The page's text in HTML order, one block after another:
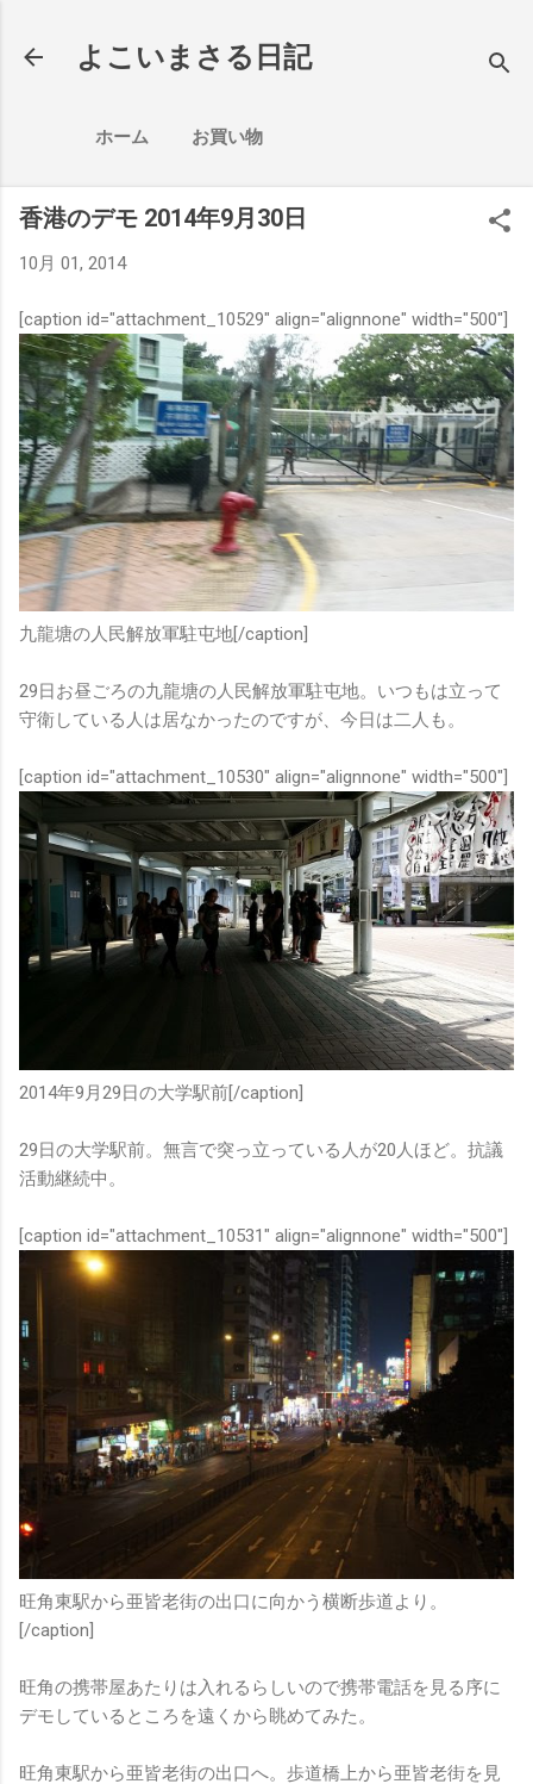
よこいまさる日記
ホーム お買い物
香港のデモ 2014年9月30日
10月 01, 2014
[caption id="attachment_10529" align="alignnone" width="500"]
九龍塘の人民解放軍駐屯地[/caption]
29日お昼ごろの九龍塘の人民解放軍駐屯地。いつもは立って
守衛している人は居なかったのですが、今日は二人も。
[caption id="attachment_10530" align="alignnone" width="500"]
2014年9月29日の大学駅前[/caption]
29日の大学駅前。無言で突っ立っている人が20人ほど。抗議
活動継続中。
[caption id="attachment_10531" align="alignnone" width="500"]
旺角東駅から亜皆老街の出口に向かう横断歩道より。
[/caption]
旺角の携帯屋あたりは入れるらしいので携帯電話を見る序に
デモしているところを遠くから眺めてみた。
旺角東駅から亜皆老街の出口へ。歩道橋上から亜皆老街を見